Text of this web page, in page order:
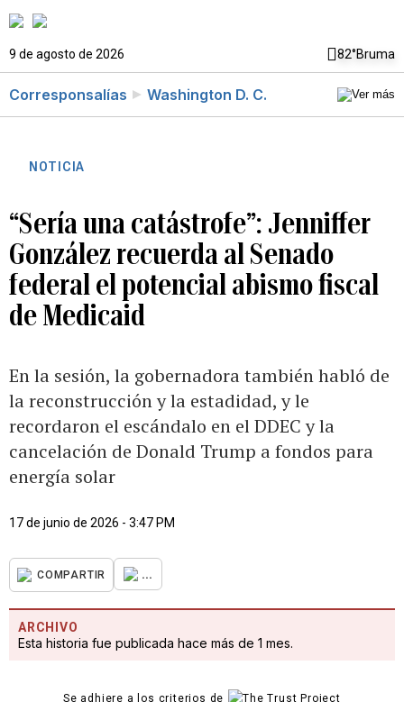
9 de agosto de 2026 82°Bruma
Corresponsalías Washington D. C.
NOTICIA
“Sería una catástrofe”: Jenniffer
González recuerda al Senado
federal el potencial abismo fiscal
de Medicaid
En la sesión, la gobernadora también habló de
la reconstrucción y la estadidad, y le
recordaron el escándalo en el DDEC y la
cancelación de Donald Trump a fondos para
energía solar
17 de junio de 2026 - 3:47 PM
COMPARTIR ...
ARCHIVO
Esta historia fue publicada hace más de 1 mes.
Se adhiere a los criterios de